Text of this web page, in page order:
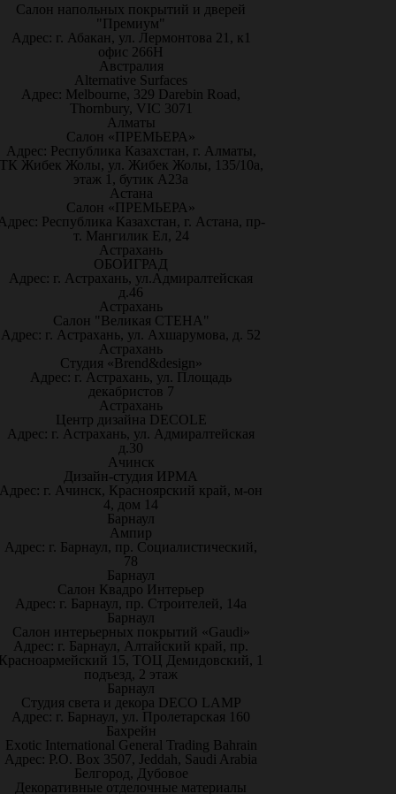
Салон напольных покрытий и дверей
"Премиум"
Адрес: г. Абакан, ул. Лермонтова 21, к1
офис 266Н
Австралия
Alternative Surfaces
Адрес: Melbourne, 329 Darebin Road,
Thornbury, VIC 3071
Алматы
Салон «ПРЕМЬЕРА»
Адрес: Республика Казахстан, г. Алматы,
Жибек Жолы, ул. Жибек Жолы, 135/10а,
этаж 1, бутик А23а
Астана
Салон «ПРЕМЬЕРА»
Республика Казахстан, г. Астана, пр-
т. Мангилик Ел, 24
Астрахань
ОБОИГРАД
Адрес: г. Астрахань, ул.Адмиралтейская
д.46
Астрахань
Салон "Великая СТЕНА"
Адрес: г. Астрахань, ул. Ахшарумова, д. 52
Астрахань
Студия «Brend&design»
Адрес: г. Астрахань, ул. Площадь
декабристов 7
Астрахань
Центр дизайна DECOLE
Адрес: г. Астрахань, ул. Адмиралтейская
д.30
Ачинск
Дизайн-студия ИРМА
Адрес: г. Ачинск, Красноярский край, м-он
4, дом 14
Барнаул
Ампир
Адрес: г. Барнаул, пр. Социалистический,
78
Барнаул
Салон Квадро Интерьер
Адрес: г. Барнаул, пр. Строителей, 14а
Барнаул
Салон интерьерных покрытий «Gaudi»
Адрес: г. Барнаул, Алтайский край, пр.
15, ТОЦ Демидовский, 1
подъезд, 2 этаж
Барнаул
Студия света и декора DECO LAMP
Адрес: г. Барнаул, ул. Пролетарская 160
Бахрейн
Exotic International General Trading Bahrain
Адрес: P.O. Box 3507, Jeddah, Saudi Arabia
Белгород, Дубовое
Декоративные отделочные материалы